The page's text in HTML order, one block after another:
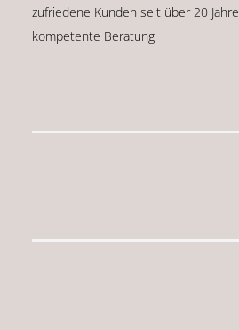
zufriedene Kunden seit über 20
kompetente Beratung